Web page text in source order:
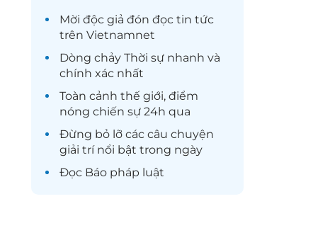
Mời độc giả đón đọc tin tức
trên Vietnamnet
Dòng chảy Thời sự nhanh và
chính xác nhất
Toàn cảnh thế giới, điểm
nóng chiến sự 24h qua
Đừng bỏ lỡ các câu chuyện
giải trínổi bật trong ngày
Đọc Báo pháp luật